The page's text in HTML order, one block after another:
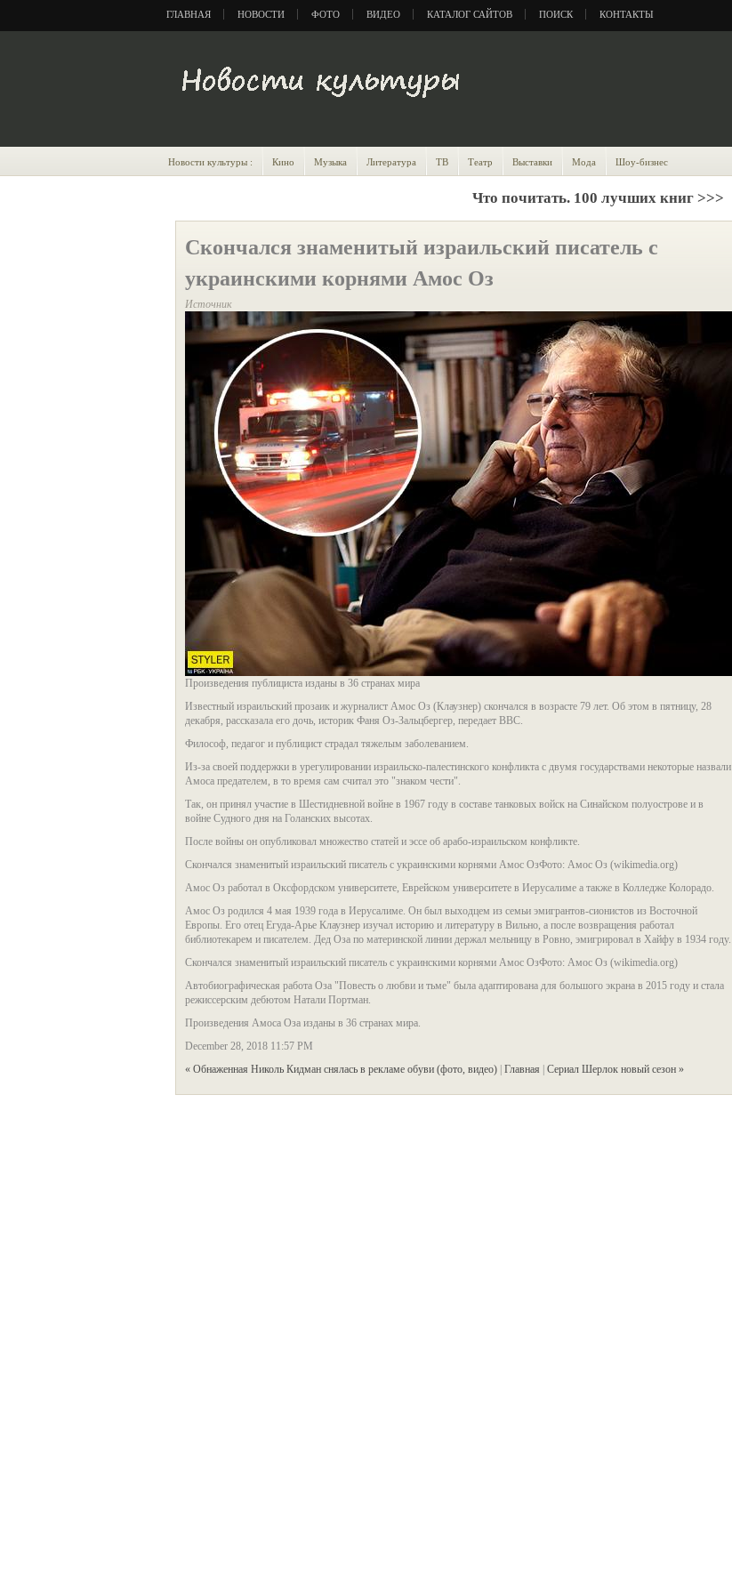
ГЛАВНАЯ НОВОСТИ ФОТО ВИДЕО КАТАЛОГ САЙТОВ ПОИСК КОНТАКТЫ
Новости культуры : Кино Музыка Литература ТВ Театр Выставки Мода Шоу-бизнес
Что почитать. 100 лучших книг >>>
Скончался знаменитый израильский писатель с
украинскими корнями Амос Оз
Источник
Произведения публициста изданы в 36 странах мира
Известный израильский прозаик и журналист Амос Оз (Клаузнер) скончался в возрасте 79 лет. Об этом в пятницу, 28
декабря, рассказала его дочь, историк Фаня Оз-Зальцбергер, передает BBC.
Философ, педагог и публицист страдал тяжелым заболеванием.
Из-за своей поддержки в урегулировании израильско-палестинского конфликта с двумя государствами некоторые назвали
Амоса предателем, в то время сам считал это "знаком чести".
Так, он принял участие в Шестидневной войне в 1967 году в составе танковых войск на Синайском полуострове и в
войне Судного дня на Голанских высотах.
После войны он опубликовал множество статей и эссе об арабо-израильском конфликте.
Скончался знаменитый израильский писатель с украинскими корнями Амос ОзФото: Амос Оз (wikimedia.org)
Амос Оз работал в Оксфордском университете, Еврейском университете в Иерусалиме а также в Колледже Колорадо.
Амос Оз родился 4 мая 1939 года в Иерусалиме. Он был выходцем из семьи эмигрантов-сионистов из Восточной
Европы. Его отец Егуда-Арье Клаузнер изучал историю и литературу в Вильно, а после возвращения работал
библиотекарем и писателем. Дед Оза по материнской линии держал мельницу в Ровно, эмигрировал в Хайфу в 1934 году.
Скончался знаменитый израильский писатель с украинскими корнями Амос ОзФото: Амос Оз (wikimedia.org)
Автобиографическая работа Оза "Повесть о любви и тьме" была адаптирована для большого экрана в 2015 году и стала
режиссерским дебютом Натали Портман.
Произведения Амоса Оза изданы в 36 странах мира.
December 28, 2018 11:57 PM
« Обнаженная Николь Кидман снялась в рекламе обуви (фото, видео) Главная Сериал Шерлок новый сезон »